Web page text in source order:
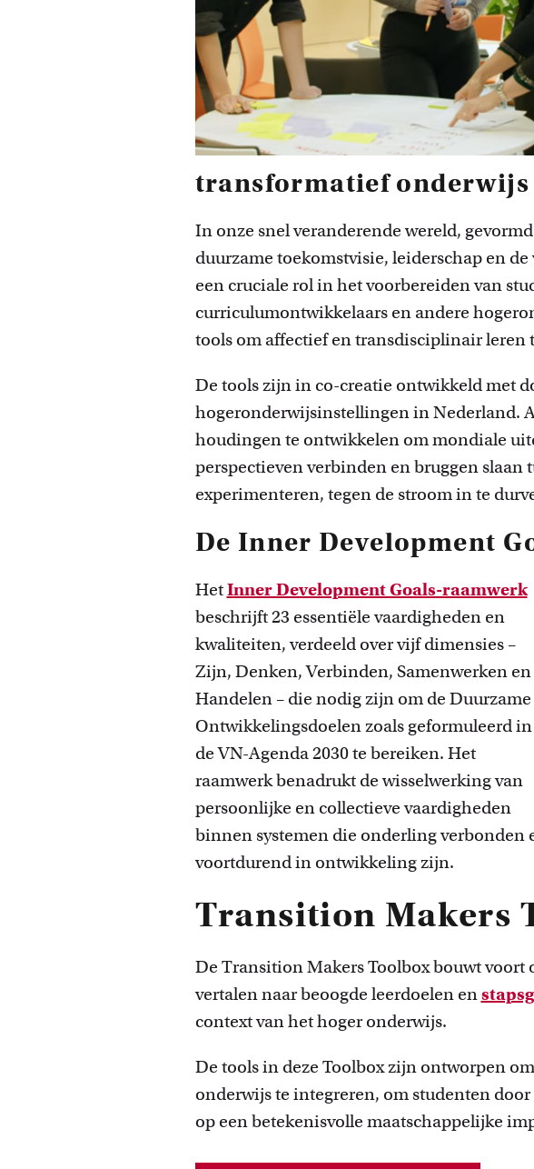
transformatief onderwijs
In onze snel veranderende wereld,
duurzame toekomstvisie, leiderschap en
een cruciale rol in het voorbereiden van
curriculumontwikkelaars en andere
tools om affectief en transdisciplinair
De tools zijn in co-creatie ontwikkeld met
hogeronderwijsinstellingen in Nederland.
houdingen te ontwikkelen om mondiale
perspectieven verbinden en bruggen slaan
experimenteren, tegen de stroom in te
De Inner Development
HetInner Development Goals-raamwerk
beschrijft 23 essentiële vaardigheden en
kwaliteiten, verdeeld over vijf dimensies –
Zijn, Denken, Verbinden, Samenwerken en
Handelen – die nodig zijn om de Duurzame
Ontwikkelingsdoelen zoals geformuleerd in
de VN-Agenda 2030 te bereiken. Het
raamwerk benadrukt de wisselwerking van
persoonlijke en collectieve vaardigheden
binnen systemen die onderling verbonden
voortdurend in ontwikkeling zijn.
Transition Makers
De Transition Makers Toolbox bouwt
vertalen naar beoogde leerdoelen en
context van het hoger onderwijs.
De tools in deze Toolbox zijn ontworpen
onderwijs te integreren, om studenten
op een betekenisvolle maatschappelijke